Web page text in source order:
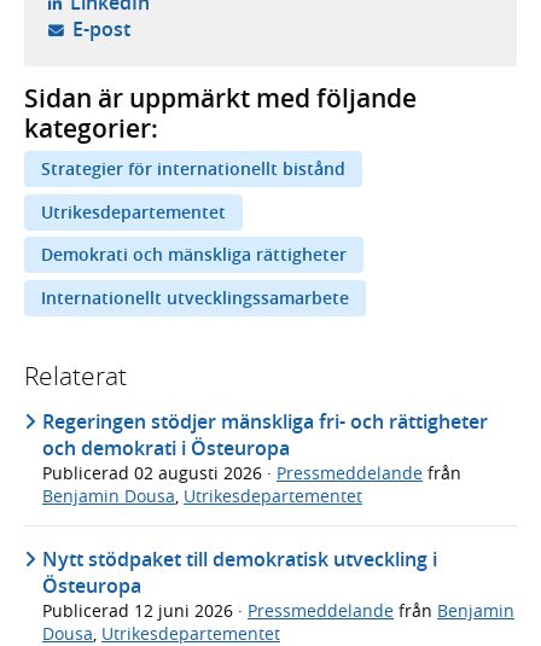
E-post- öppnar din e-postklient,
Sidan är uppmärkt med följande
kategorier:
Strategier för internationellt bistånd
Utrikesdepartementet
Demokrati och mänskliga rättigheter
Internationellt utvecklingssamarbete
Relaterat
Regeringen stödjer mänskliga fri- och rättigheter
och demokrati i Östeuropa
Publicerad 02 augusti 2026 · Pressmeddelande från
Benjamin Dousa, Utrikesdepartementet
Nytt stödpaket till demokratisk utveckling i
Östeuropa
Publicerad 12 juni 2026 · Pressmeddelande från Benjamin
Dousa Utrikesdepartementet